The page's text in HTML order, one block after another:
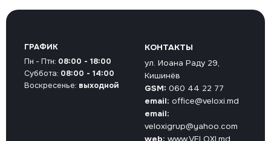
КОНТАКТЫ
ул. Иоана Раду 29,
Кишинёв
GSM: 060 44 22 77
email: office@veloxi.md
email:
veloxigrup@yahoo.com
web: www.VELOXI.md
ГРАФИК
Пн - Птн: 08:00 - 18:00
Суббота: 08:00 - 14:00
Воскресенье: выходной